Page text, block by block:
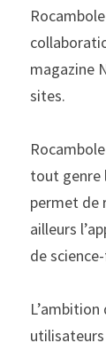
magazine
sites.
tout
permet de
ailleurs
de